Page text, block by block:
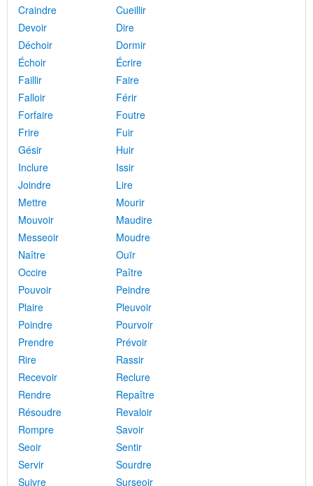
Craindre
Cueillir
Devoir
Dire
Déchoir
Dormir
Échoir
Écrire
Faillir
Faire
Falloir
Férir
Forfaire
Foutre
Frire
Fuir
Gésir
Huir
Inclure
Issir
Joindre
Lire
Mettre
Mourir
Mouvoir
Maudire
Messeoir
Moudre
Naître
Ouïr
Occire
Paître
Pouvoir
Peindre
Plaire
Pleuvoir
Poindre
Pourvoir
Prendre
Prévoir
Rire
Rassir
Recevoir
Reclure
Rendre
Repaître
Résoudre
Revaloir
Rompre
Savoir
Seoir
Sentir
Servir
Sourdre
Suivre
Surseoir